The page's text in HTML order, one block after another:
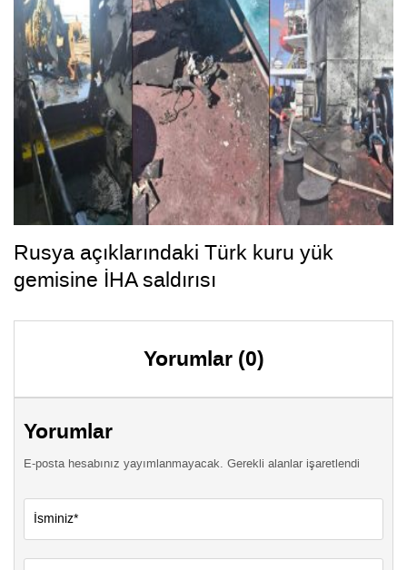
Rusya açıklarındaki Türk kuru yük
gemisine İHA saldırısı
Yorumlar (0)
Yorumlar
E-posta hesabınız yayımlanmayacak. Gerekli alanlar işaretlendi